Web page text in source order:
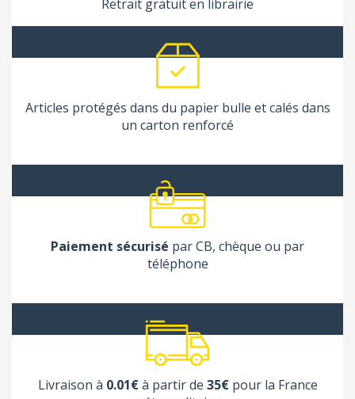
Retrait gratuit en librairie
Articles protégés dans du papier bulle et calés dans
un carton renforcé
Paiement sécurisé par CB, chèque ou par
téléphone
Livraison à 0.01€à partir de 35€pour la France